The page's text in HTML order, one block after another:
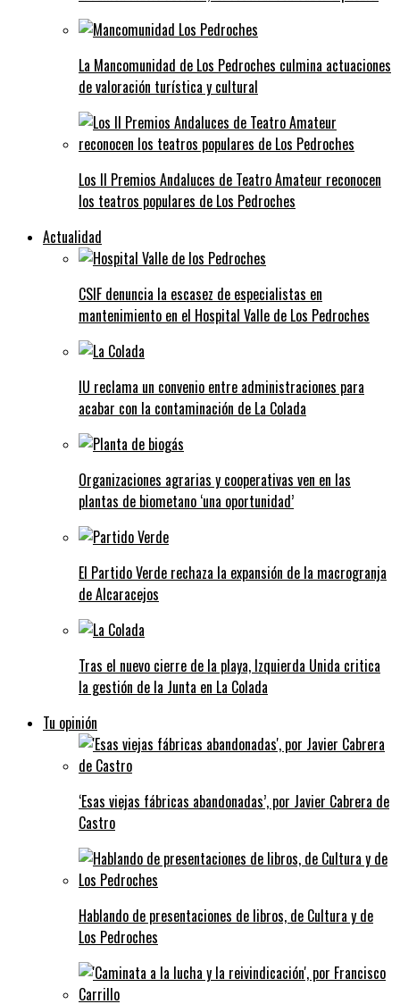
La Mancomunidad de Los Pedroches culmina actuaciones
de valoración turística y cultural
Los II Premios Andaluces de Teatro Amateur reconocen
los teatros populares de Los Pedroches
Actualidad
CSIF denuncia la escasez de especialistas en
mantenimiento en el Hospital Valle de Los Pedroches
IU reclama un convenio entre administraciones para
acabar con la contaminación de La Colada
Organizaciones agrarias y cooperativas ven en las
plantas de biometano ‘una oportunidad’
El Partido Verde rechaza la expansión de la macrogranja
de Alcaracejos
Tras el nuevo cierre de la playa, Izquierda Unida critica
la gestión de la Junta en La Colada
Tu opinión
‘Esas viejas fábricas abandonadas’, por Javier Cabrera de
Castro
Hablando de presentaciones de libros, de Cultura y de
Los Pedroches